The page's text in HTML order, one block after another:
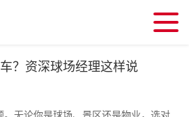
？资深球场经理这样说